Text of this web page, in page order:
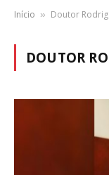
Início » Doutor
DOUTOR